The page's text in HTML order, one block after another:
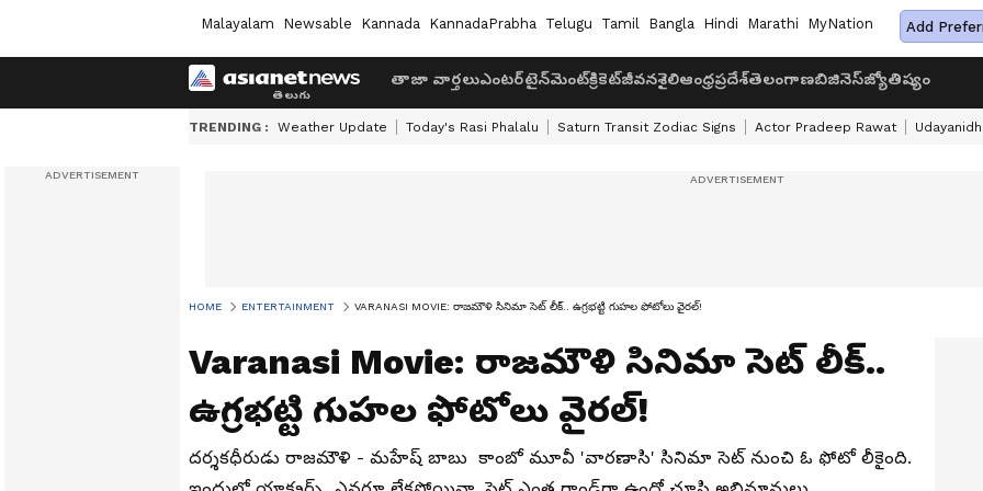
Malayalam Newsable Kannada KannadaPrabha Telugu Tamil Bangla Hindi Marathi MyNation Add
తాజా వార్తలుఎంటర్‌టైన్‌మెంట్క్రికెట్జీవనశైలిఆంధ్రప్రదేశ్తెలంగాణబిజినెస్జ్యోతిష్యం
TRENDING : Weather Update Today's Rasi Phalalu Saturn Transit Zodiac Signs Actor Pradeep Rawat
HOME ENTERTAINMENT VARANASI MOVIE: రాజమౌళి సినిమా సెట్ లీక్.. ఉగ్రభట్టి గుహల ఫోటోలు వైరల్!
Varanasi Movie: రాజమౌళి సినిమా సెట్ లీక్..
ఉగ్రభట్టి గుహల ఫోటోలు వైరల్!
దర్శకధీరుడు రాజమౌళి - మహేష్ బాబు కాంబో మూవీ 'వారణాసి' సినిమా సెట్ నుంచి ఓ ఫోటో లీకైంది.